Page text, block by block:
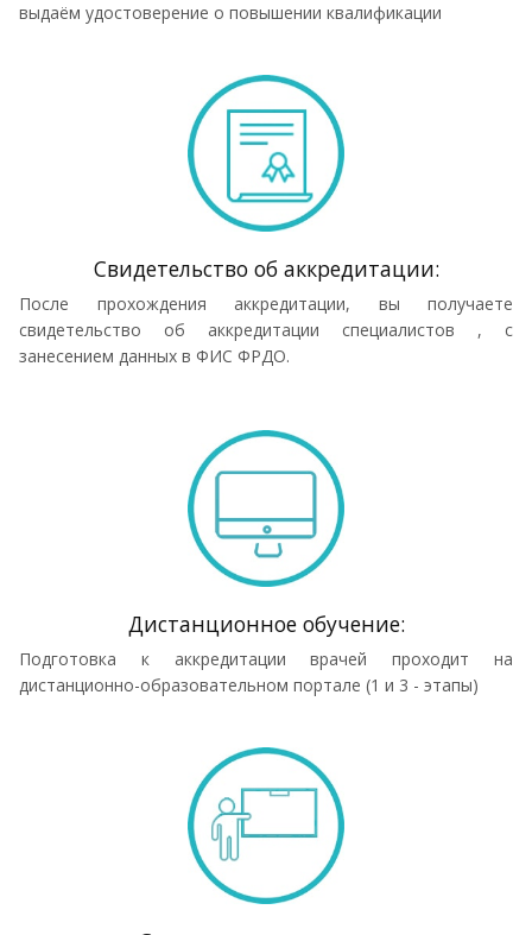
выдаём удостоверение о повышении квалификации
Cвидетельство об аккредитации:
После прохождения аккредитации, вы получаете
свидетельство об аккредитации специалистов , с
занесением данных в ФИС ФРДО.
Дистанционное обучение:
Подготовка к аккредитации врачей проходит на
дистанционно-образовательном портале (1 и 3 - этапы)